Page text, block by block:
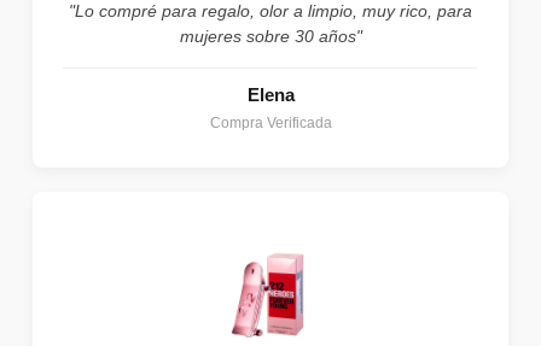
"Lo compré para regalo, olor a limpio, muy rico, para
mujeres sobre 30 años"
Elena
Compra Verificada